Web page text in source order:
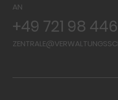
AN
+49 721 98